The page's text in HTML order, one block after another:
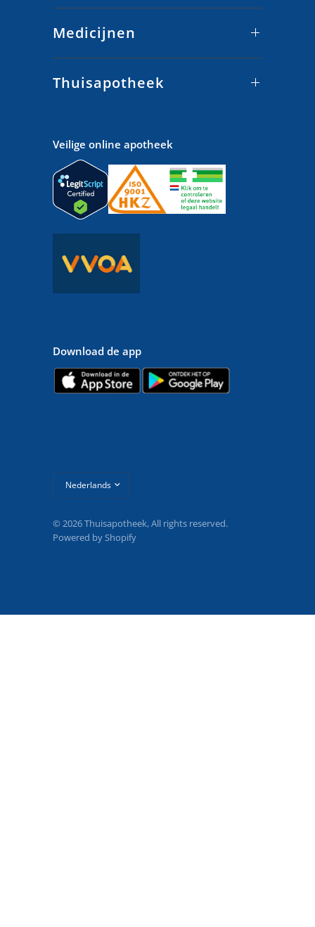
Medicijnen
Thuisapotheek
Veilige online apotheek
Download de app
bijwerken
© 2026 Thuisapotheek, All rights reserved.
Powered by Shopify